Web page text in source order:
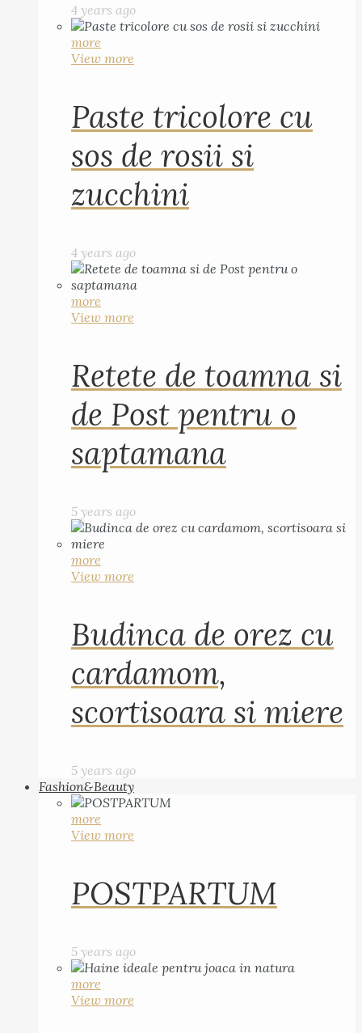
4 years ago
more
View more
Paste tricolore cu
sos de rosii si
zucchini
4 years ago
more
View more
Retete de toamna si
de Post pentru o
saptamana
5 years ago
more
View more
Budinca de orez cu
cardamom,
scortisoara si miere
5 years ago
Fashion&Beauty
more
View more
POSTPARTUM
5 years ago
more
View more